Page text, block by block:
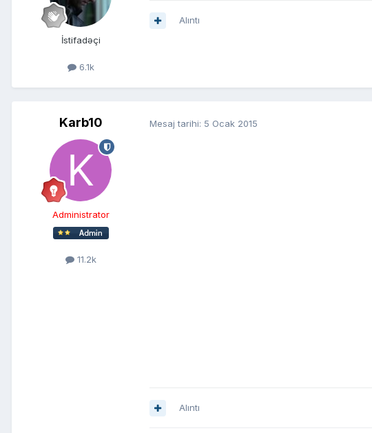
İstifadəçi
6.1k
Alıntı
Karb10
Administrator
11.2k
Mesaj tarihi: 5 Ocak 2015
Alıntı